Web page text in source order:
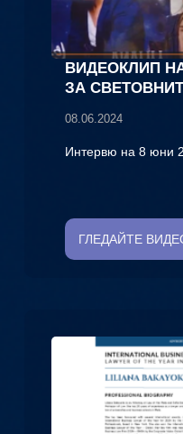
ВИДЕОКЛИП
ЗА
08.06.2024
Интервю на 8 юни
ГЛЕДАЙТЕ